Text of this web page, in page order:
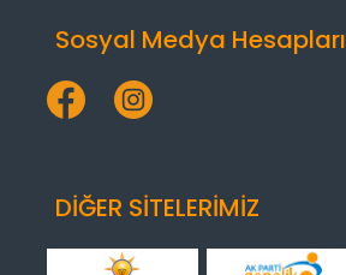
Sosyal Medya Hesapları
DİĞER SİTELERİMİZ